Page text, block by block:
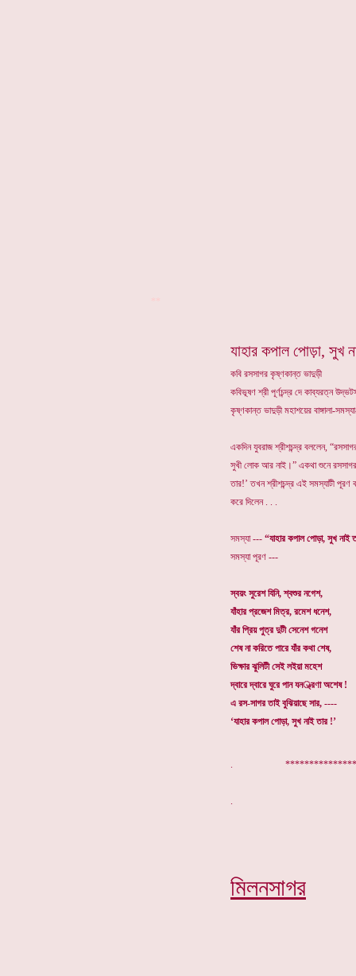
.
মিলনসাগর
যাহার কপাল পোড়া, সুখ
কবি রসসাগর কৃষ্ণকান্ত ভাদুড়ী
কবিভূষণ শ্রী পূর্ণচন্দ্র দে কাব্যরত্ন
কৃষ্ণকান্ত ভাদুড়ী মহাশয়ের বাঙ্গালা-
একদিন যুবরাজ শ্রীশচন্দ্র বললেন,
সুখী লোক আর নাই।” একথা শুনে
তার!’ তখন শ্রীশচন্দ্র এই সমস্যাটী
করে দিলেন . . .
সমস্যা --- “যাহার কপাল পোড়া, সুখ নাই
সমস্যা পূরণ ---
স্বয়ং সুরেশ যিনি, শ্বশুর নগেশ,
যাঁহার প্রজেশ মিত্র, রমেশ ধনেশ,
যাঁর প্রিয় পুত্র দুটী সেনেশ গনেশ
শেষ না করিতে পারে যাঁর কথা শেষ,
ভিক্ষার ঝুলিটী সেই লইয়া মহেশ
দ্বারে দ্বারে ঘুরে পান যন্ত্রণা অশেষ !
এ রস-সাগর তাই বুঝিয়াছে সার, ----
‘যাহার কপাল পোড়া, সুখ নাই তার !’